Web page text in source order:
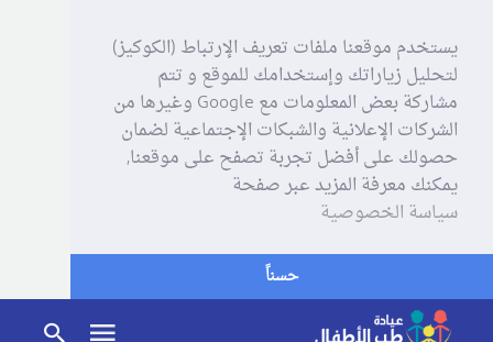
يستخدم موقعنا ملفات تعريف الإرتباط (الكوكيز)
لتحليل زياراتك وإستخدامك للموقع و تتم
مشاركة بعض المعلومات مع Google وغيرها من
الشركات الإعلانية والشبكات الإجتماعية لضمان
حصولك على أفضل تجربة تصفح على موقعنا,
يمكنك معرفة المزيد عبر صفحة
سياسة الخصوصية
حسناً